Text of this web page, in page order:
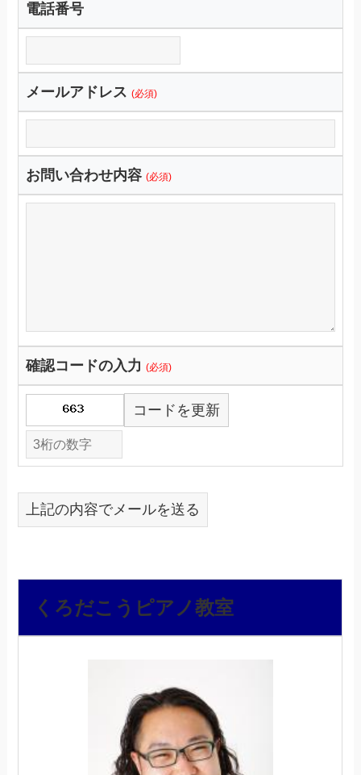
電話番号
メールアドレス (必須)
お問い合わせ内容 (必須)
確認コードの入力(必須)
コードを更新
上記の内容でメールを送る
くろだこうピアノ教室